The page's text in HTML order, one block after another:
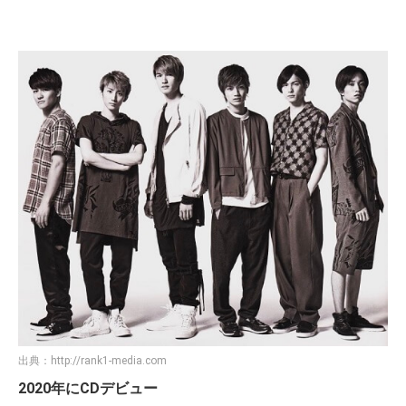
出典： http://rank1-media.com
2020年にCDデビュー